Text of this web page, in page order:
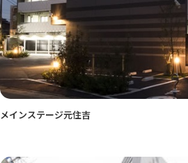
メインステージ元住吉